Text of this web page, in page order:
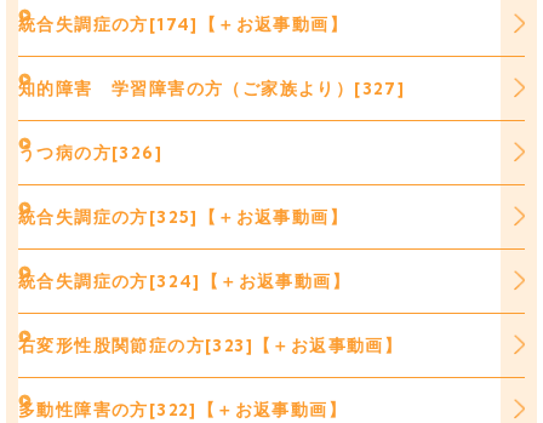
統合失調症の方[174]【＋お返事動画】
知的障害 学習障害の方（ご家族より）[327]
うつ病の方[326]
統合失調症の方[325]【＋お返事動画】
統合失調症の方[324]【＋お返事動画】
右変形性股関節症の方[323]【＋お返事動画】
多動性障害の方[322]【＋お返事動画】